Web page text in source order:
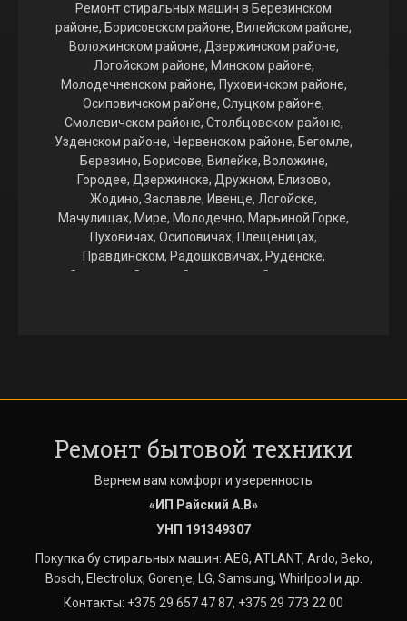
Ремонт стиральных машин в Березинском
районе, Борисовском районе, Вилейском районе,
Воложинском районе, Дзержинском районе,
Логойском районе, Минском районе,
Молодечненском районе, Пуховичском районе,
Осиповичском районе, Слуцком районе,
Смолевичском районе, Столбцовском районе,
Узденском районе, Червенском районе, Бегомле,
Березино, Борисове, Вилейке, Воложине,
Городее, Дзержинске, Дружном, Елизово,
Жодино, Заславле, Ивенце, Логойске,
Мачулищах, Мире, Молодечно, Марьиной Горке,
Пуховичах, Осиповичах, Плещеницах,
Правдинском, Радошковичах, Руденске,
Свислочи, Слуцке, Смиловичах, Смолевичах,
Ведрице, Великом Селе, Вишневке, Войнилово,
Вязынке, Гайне, Гатово, Глебковичах, Голоцке,
Гончаровке, Городище, Городке, Гостиловичах,
Гребенке, Гричино, Даниловичах, Дворище,
Дорах, Драчково, Дричине, Дроздово,
Дружном, Дубровке, Дуброво, Дудичах, Дукоре,
Дягильно, Ельнице, Жажелке, Ждановичах,
Ремонт бытовой техники
Вернем вам комфорт и уверенность
«ИП Райский А.В»
УНП 191349307
Покупка бу стиральных машин: AEG, ATLANT, Ardo, Beko,
Bosch, Electrolux, Gorenje, LG, Samsung, Whirlpool и др.
Контакты: +375 29 657 47 87, +375 29 773 22 00